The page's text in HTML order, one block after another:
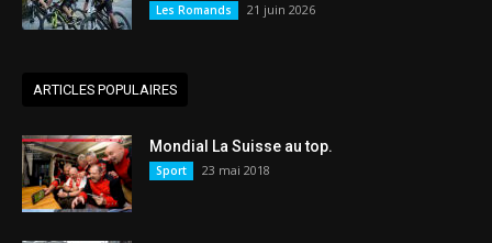
Les Romands 21 juin 2026
ARTICLES POPULAIRES
Mondial La Suisse au top.
Sport 23 mai 2018